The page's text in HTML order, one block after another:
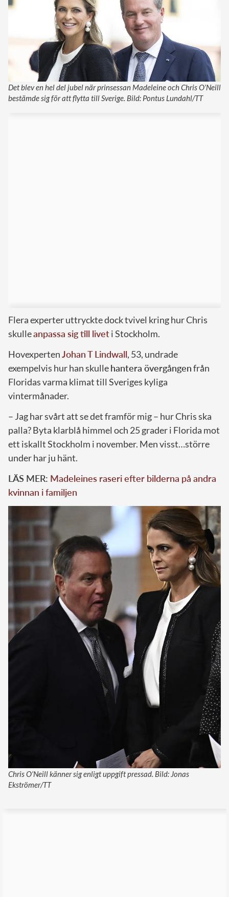
Det blev en hel del jubel när prinsessan Madeleine och Chris O’Neill
bestämde sig för att flytta till Sverige. Bild: Pontus Lundahl/TT
Flera experter uttryckte dock tvivel kring hur Chris
skulleanpassa sig till liveti Stockholm.
HovexpertenJohan T Lindwall, 53, undrade
exempelvis hur han skullehantera övergångenfrån
Floridas varma klimat till Sveriges kyliga
vintermånader.
– Jag har svårt att se det framför mig – hur Chris ska
palla? Byta klarblå himmel och 25 grader i Florida mot
ett iskallt Stockholm i november. Men visst…större
under har ju hänt.
LÄS MER: Madeleines raseri efter bilderna på andra
kvinnan i familjen
Chris O’Neill känner sig enligt uppgift pressad. Bild: Jonas
Ekströmer/TT